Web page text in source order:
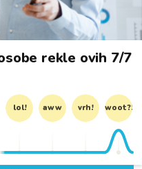
rekle ovih 7/7
lol! aww vrh! woot?!